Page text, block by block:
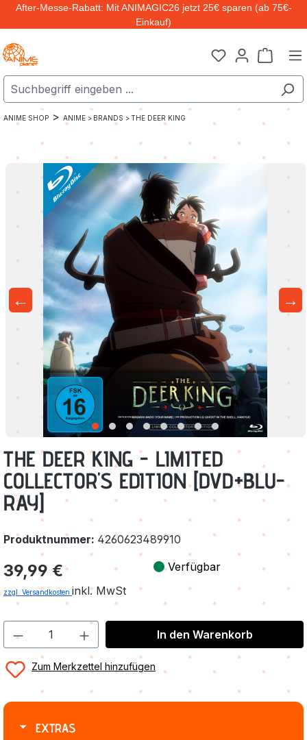
Zum Hauptinhalt springen
After-Messe-Rabatt: Mit ANIMAGIC26 jetzt 25€ sparen (ab 75€-
Einkauf)
ANIME SHOP > ANIME > BRANDS >THE DEER KING
← →
THE DEER KING - LIMITED
COLLECTOR'S EDITION [DVD+BLU-
RAY]
Produktnummer: 4260623489910
Regulärer Preis:
39,99 €
zzgl. Versandkosten inkl. MwSt
Verfügbar
In den Warenkorb
Zum Merkzettel hinzufügen
EXTRAS